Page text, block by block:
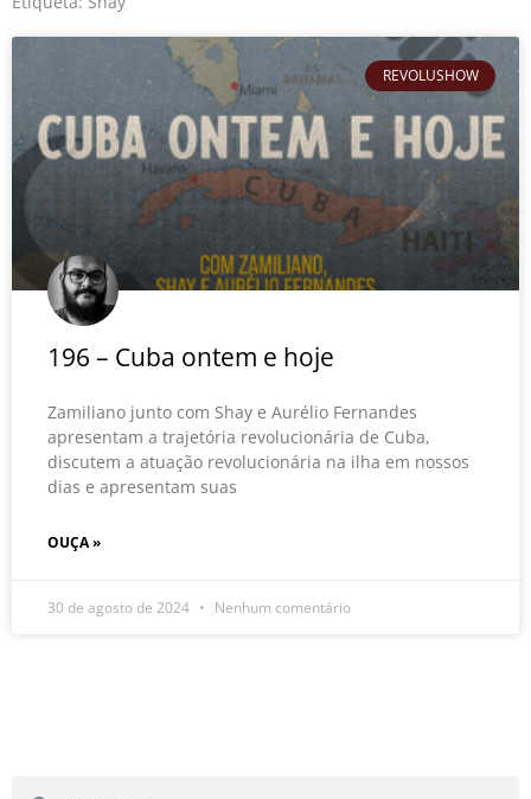
REVOLUSHOW
196 – Cuba ontem e hoje
Zamiliano junto com Shay e Aurélio Fernandes
apresentam a trajetória revolucionária de Cuba,
discutem a atuação revolucionária na ilha em nossos
dias e apresentam suas
OUÇA »
30 de agosto de 2024 Nenhum comentário